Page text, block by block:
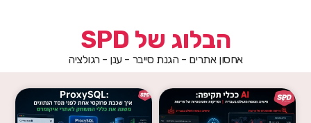
הבלוג של SPD
אחסון אתרים - הגנת סייבר - ענן - רגולציה